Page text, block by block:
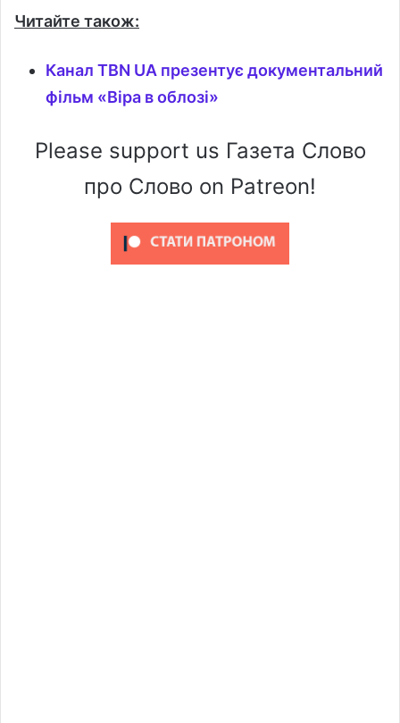
Читайте також:
Канал TBN UA презентує документальний
фільм «Віра в облозі»
Please support us Газета Слово
про Слово on Patreon!